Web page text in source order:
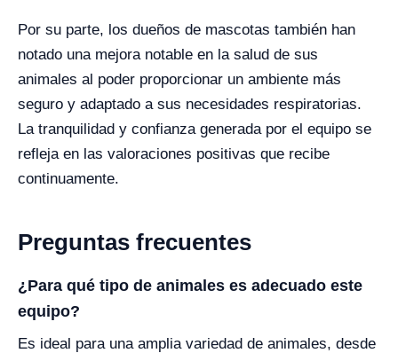
Por su parte, los dueños de mascotas también han
notado una mejora notable en la salud de sus
animales al poder proporcionar un ambiente más
seguro y adaptado a sus necesidades respiratorias.
La tranquilidad y confianza generada por el equipo se
refleja en las valoraciones positivas que recibe
continuamente.
Preguntas frecuentes
¿Para qué tipo de animales es adecuado este
equipo?
Es ideal para una amplia variedad de animales, desde